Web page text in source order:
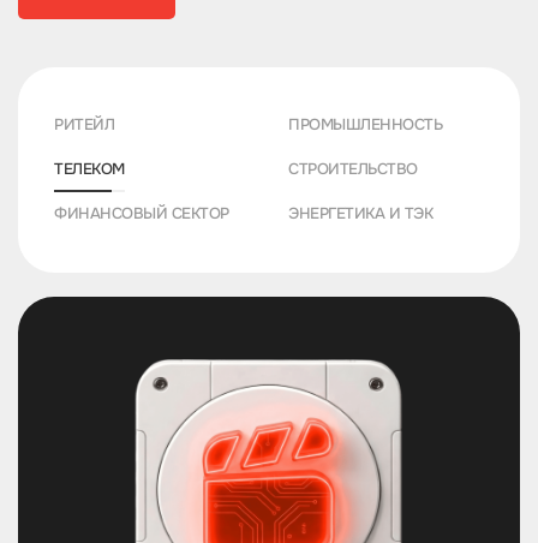
РИТЕЙЛ
ТЕЛЕКОМ
ФИНАНСОВЫЙ СЕКТОР
ПРОМЫШЛЕННОСТЬ
СТРОИТЕЛЬСТВО
ЭНЕРГЕТИКА И ТЭК